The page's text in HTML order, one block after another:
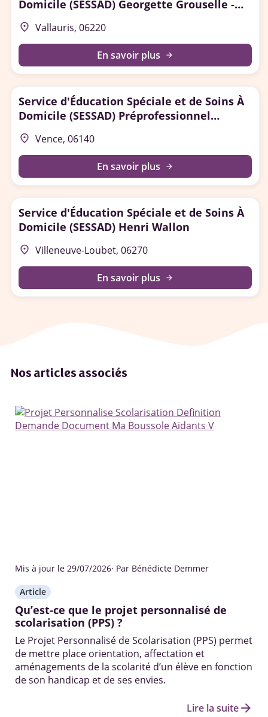
Domicile (SESSAD) Georgette Grouselle -
Vallauris
place Vallauris, 06220
En savoir plus arrow_forward
Service d'Éducation Spéciale et de Soins À
Domicile (SESSAD) Préprofessionnel
Vosgelade
place Vence, 06140
En savoir plus arrow_forward
Service d'Éducation Spéciale et de Soins À
Domicile (SESSAD) Henri Wallon
place Villeneuve-Loubet, 06270
En savoir plus arrow_forward
Nos articles associés
Mis à jour le 29/07/2026· Par Bénédicte Demmer
Article
Qu’est-ce que le projet personnalisé de
scolarisation (PPS) ?
Le Projet Personnalisé de Scolarisation (PPS) permet
de mettre place orientation, affectation et
aménagements de la scolarité d’un élève en fonction
de son handicap et de ses envies.
Lire la suitearrow_forward